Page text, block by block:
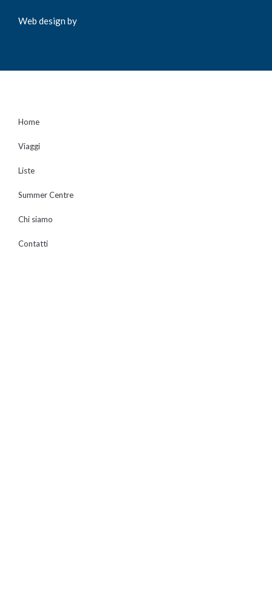
Web design by
Home
Viaggi
Liste
Summer Centre
Chi siamo
Contatti